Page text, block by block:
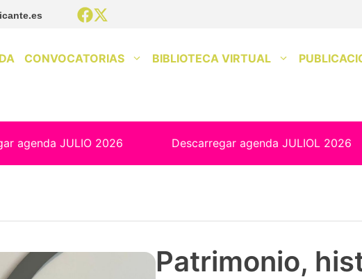
CONVOCATORIAS BIBLIOTECA VIRTUAL
agenda JULIO 2026 Descarregar agenda JULIOL 2026
Patrimonio,